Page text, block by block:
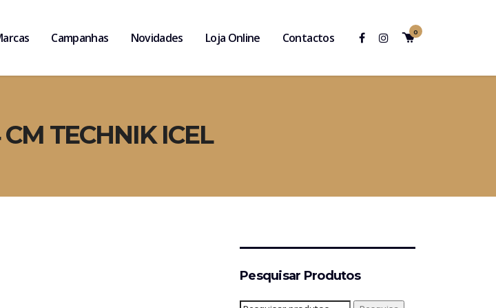
0
Campanhas Novidades Loja Online Contactos
TECHNIK ICEL
Pesquisar Produtos